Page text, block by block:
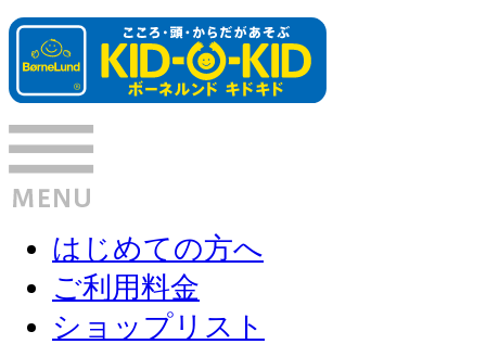
はじめての方へ
ご利用料金
ショップリスト